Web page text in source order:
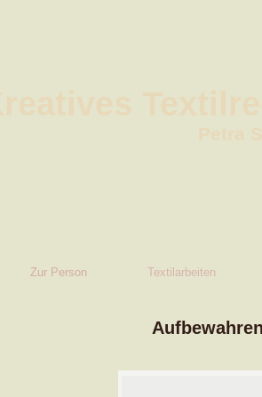
Zur Person Textilarbeiten